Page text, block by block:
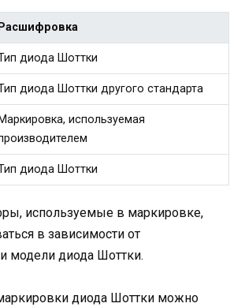
Расшифровка
диода Шоттки
диода Шоттки другого стандарта
Маркировка, используемая
диода Шоттки
используемые в маркировке,
в зависимости от
модели диода Шоттки.
диода Шоттки можно